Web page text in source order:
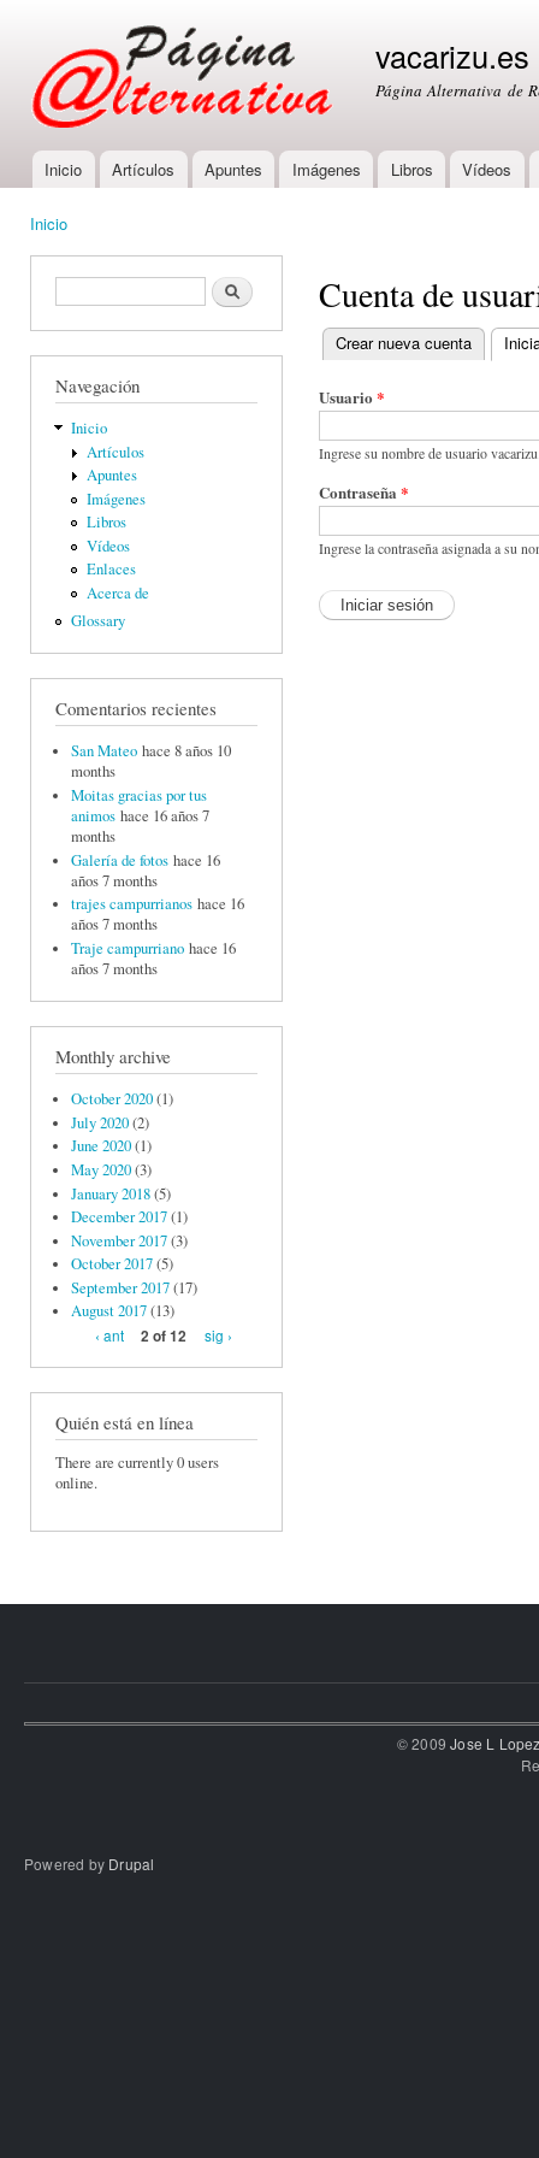
vacarizu.es
Página Alternativa de
Main menu
Inicio Artículos Apuntes Imágenes Libros Vídeos
Inicio
Formulario de búsquedaBuscar
Navegación
Inicio
Artículos
Apuntes
Imágenes
Libros
Vídeos
Enlaces
Acerca de
Glossary
Comentarios recientes
San Mateo hace 8 años 10
months
Moitas gracias por tus
animos hace 16 años 7
months
Galería de fotos hace 16
años 7 months
trajes campurrianos hace 16
años 7 months
Traje campurriano hace 16
años 7 months
Monthly archive
October 2020(1)
July 2020(2)
June 2020(1)
May 2020(3)
January 2018(5)
December 2017(1)
November 2017(3)
October 2017(5)
September 2017(17)
August 2017(13)
‹ ant
2 of 12 sig ›
Quién está en línea
There are currently 0 users
online.
Cuenta de
Primary tabs
Crear nueva cuenta
Usuario *
Ingrese su nombre de usuario
Contraseña *
Ingrese la contraseña asignada a su
© 2009Jose L
Powered by Drupal